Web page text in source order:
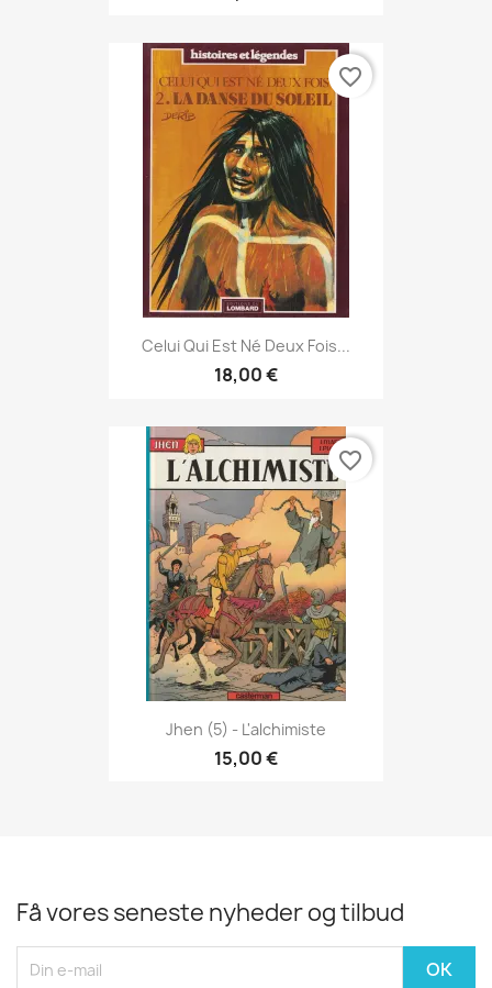
Celui Qui Est Né Deux Fois...
18,00 €
favorite_border
Jhen (5) - L'alchimiste
15,00 €
favorite_border
Få vores seneste nyheder og tilbud